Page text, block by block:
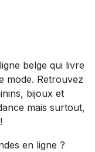
belge qui livre
mode. Retrouvez
bijoux et
mais surtout,
en ligne ?